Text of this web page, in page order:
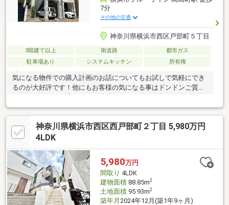
7分
その他の交通
神奈川県横浜市西区戸部町５丁目
3階建て以上 南道路
都市ガス
駐車場あり
システムキッチン 所有権
気になる物件での購入計画のお話についてもお試しで気軽にでき
るのが大好評です！他にもお客様の気になる事はドンドンご質問
たった提案を致します
神奈川県横浜市西区西戸部町２丁目 5,980万円
4LDK
5,980万円
間取り 4LDK
建物面積88.85m2
土地面積95.93m2
築年月 2024年12月(築1年9ヶ月)